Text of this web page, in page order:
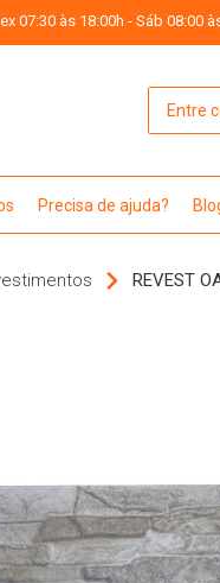
07:30 às 18:00h - Sáb 08:00
Precisa de ajuda?
REVEST